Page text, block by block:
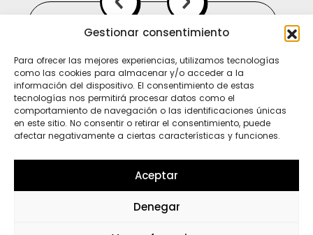
Gestionar consentimiento
Para ofrecer las mejores experiencias, utilizamos tecnologías
como las cookies para almacenar y/o acceder a la
información del dispositivo. El consentimiento de estas
tecnologías nos permitirá procesar datos como el
comportamiento de navegación o las identificaciones únicas
en este sitio. No consentir o retirar el consentimiento, puede
afectar negativamente a ciertas características y funciones.
Aceptar
Denegar